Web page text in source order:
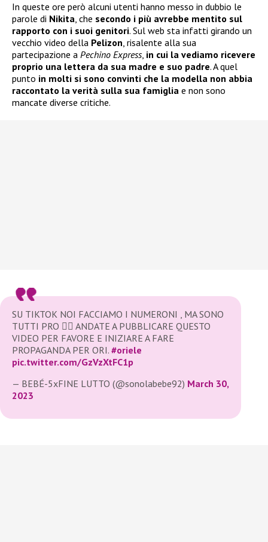
In queste ore però alcuni utenti hanno messo in dubbio le
parole di Nikita, che secondo i più avrebbe mentito sul
rapporto con i suoi genitori. Sul web sta infatti girando un
vecchio video della Pelizon, risalente alla sua
partecipazione a Pechino Express, in cui la vediamo ricevere
proprio una lettera da sua madre e suo padre. A quel
punto in molti si sono convinti che la modella non abbia
raccontato la verità sulla sua famiglia e non sono
mancate diverse critiche.
SU TIKTOK NOI FACCIAMO I NUMERONI , MA SONO
TUTTI PRO 🧚‍♀️ ANDATE A PUBBLICARE QUESTO
VIDEO PER FAVORE E INIZIARE A FARE
PROPAGANDA PER ORI. #oriele
pic.twitter.com/GzVzXtFC1p
— BEBÉ-5xFINE LUTTO (@sonolabebe92) March 30,
2023